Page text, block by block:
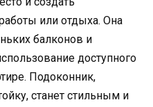
или отдыха. Она
балконов и
доступного
Подоконник,
станет стильным и